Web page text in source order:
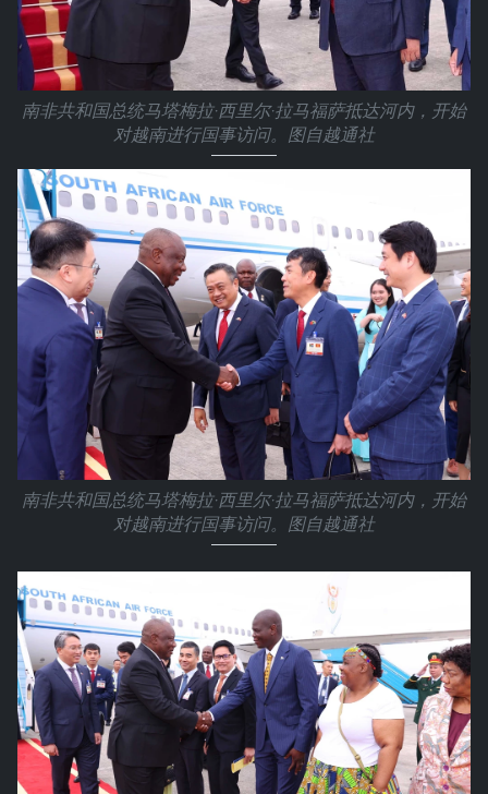
南非共和国总统马塔梅拉·西里尔·拉马福萨抵达河内，开始
对越南进行国事访问。图自越通社
南非共和国总统马塔梅拉·西里尔·拉马福萨抵达河内，开始
对越南进行国事访问。图自越通社